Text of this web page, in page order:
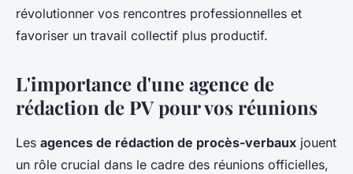
révolutionner vos rencontres professionnelles et
favoriser un travail collectif plus productif.
L'importance d'une agence de
rédaction de PV pour vos réunions
Les agences de rédaction de procès-verbaux jouent
un rôle crucial dans le cadre des réunions officielles,